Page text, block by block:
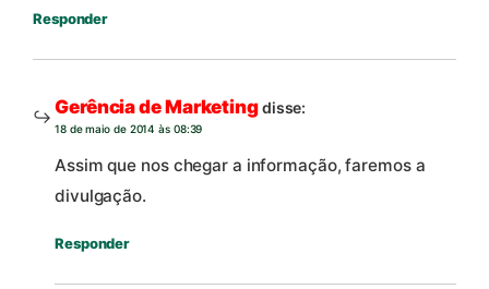
Responder
Gerência de Marketingdisse:
18 de maio de 2014 às 08:39
Assim que nos chegar a informação, faremos a
divulgação.
Responder